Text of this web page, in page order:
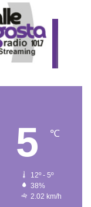
5 ℃
12º - 5º
38%
2.02 km/h